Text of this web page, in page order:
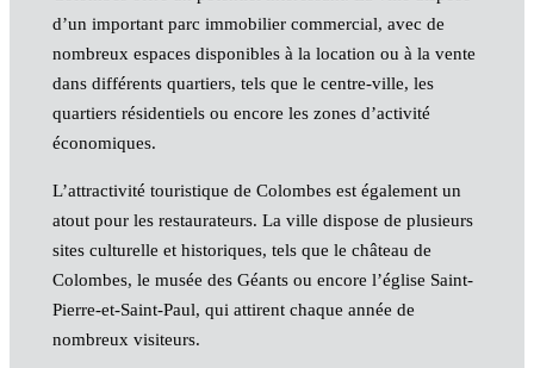
d’un important parc immobilier commercial, avec de
nombreux espaces disponibles à la location ou à la vente
dans différents quartiers, tels que le centre-ville, les
quartiers résidentiels ou encore les zones d’activité
économiques.
L’attractivité touristique de Colombes est également un
atout pour les restaurateurs. La ville dispose de plusieurs
sites culturelle et historiques, tels que le château de
Colombes, le musée des Géants ou encore l’église Saint-
Pierre-et-Saint-Paul, qui attirent chaque année de
nombreux visiteurs.